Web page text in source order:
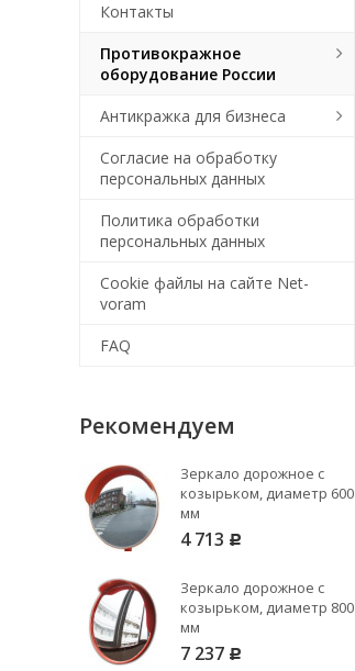
Контакты
Противокражное
оборудование России
Антикражка для бизнеса
Согласие на обработку
персональных данных
Политика обработки
персональных данных
Cookie файлы на сайте Net-
voram
FAQ
Рекомендуем
Зеркало дорожное с
козырьком, диаметр 600
мм
4 713 Р
Зеркало дорожное с
козырьком, диаметр 800
мм
7 237 Р